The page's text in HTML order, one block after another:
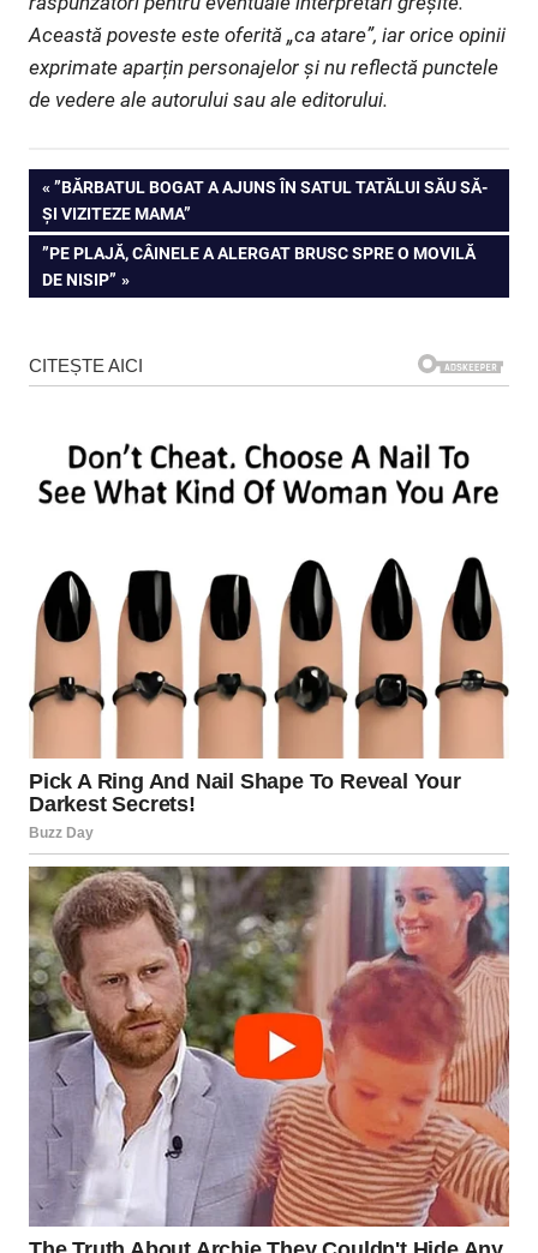
Această poveste este oferită „ca atare”, iar orice opinii
exprimate aparțin personajelor și nu reflectă punctele
de vedere ale autorului sau ale editorului.
Navigare
în
articole
PREVIOUS
POST:
”BĂRBATUL BOGAT A AJUNS ÎN SATUL TATĂLUI SĂU SĂ-
ȘI VIZITEZE MAMA”
NEXT
POST:
”PE PLAJĂ, CÂINELE A ALERGAT BRUSC SPRE O MOVILĂ
DE NISIP”